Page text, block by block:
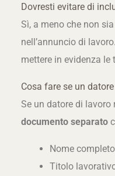
Dovresti evitare di
Sì, a meno che non
nell’annuncio di
mettere in evidenza le
Cosa fare se un
Se un datore di lavoro
documento separato
Nome
Titolo